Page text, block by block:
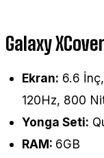
Galaxy
Ekran: 6.6
120Hz, 800
Yonga Seti:
RAM: 6GB